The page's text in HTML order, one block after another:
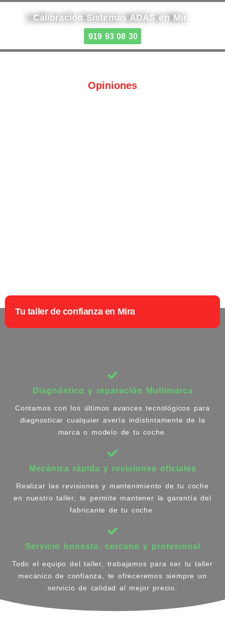
Calibración Sistemas ADAS en Mira
919 93 08 30
Opiniones
Tu taller de confianza en Mira
Diagnóstico y reparación Multimarca
Contamos con los últimos avances tecnológicos para
diagnosticar cualquier avería indistintamente de la
marca o modelo de tu coche.
Mecánica rápida y revisiones oficiales
Realizar las revisiones y mantenimiento de tu coche
en nuestro taller, te permite mantener la garantía del
fabricante de tu coche.
Servicio honesto, cercano y profesional
Todo el equipo del taller, trabajamos para ser tu taller
mecánico de confianza, te ofreceremos siempre un
servicio de calidad al mejor precio.